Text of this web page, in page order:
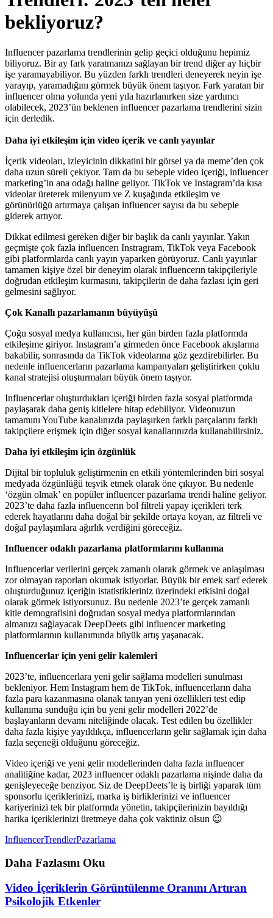
bekliyoruz?
Influencer pazarlama trendlerinin gelip geçici olduğunu hepimiz
biliyoruz. Bir ay fark yaratmanızı sağlayan bir trend diğer ay hiçbir
işe yaramayabiliyor. Bu yüzden farklı trendleri deneyerek neyin işe
yarayıp, yaramadığını görmek büyük önem taşıyor. Fark yaratan bir
influencer olma yolunda yeni yıla hazırlanırken size yardımcı
olabilecek, 2023’ün beklenen influencer pazarlama trendlerini sizin
için derledik.
Daha iyi etkileşim için video içerik ve canlı yayınlar
İçerik videoları, izleyicinin dikkatini bir görsel ya da meme’den çok
daha uzun süreli çekiyor. Tam da bu sebeple video içeriği, influencer
marketing’in ana odağı haline geliyor. TikTok ve Instagram’da kısa
videolar üreterek milenyum ve Z kuşağında etkileşim ve
görünürlüğü artırmaya çalışan influencer sayısı da bu sebeple
giderek artıyor.
Dikkat edilmesi gereken diğer bir başlık da canlı yayınlar. Yakın
geçmişte çok fazla influencerı Instragram, TikTok veya Facebook
gibi platformlarda canlı yayın yaparken görüyoruz. Canlı yayınlar
tamamen kişiye özel bir deneyim olarak influencerın takipçileriyle
doğrudan etkileşim kurmasını, takipçilerin de daha fazlası için geri
gelmesini sağlıyor.
Çok Kanallı pazarlamanın büyüyüşü
Çoğu sosyal medya kullanıcısı, her gün birden fazla platformda
etkileşime giriyor. Instagram’a girmeden önce Facebook akışlarına
bakabilir, sonrasında da TikTok videolarına göz gezdirebilirler. Bu
nedenle influencerların pazarlama kampanyaları geliştirirken çoklu
kanal stratejisi oluşturmaları büyük önem taşıyor.
Influencerlar oluşturdukları içeriği birden fazla sosyal platformda
paylaşarak daha geniş kitlelere hitap edebiliyor. Videonuzun
tamamını YouTube kanalınızda paylaşırken farklı parçalarını farklı
takipçilere erişmek için diğer sosyal kanallarınızda kullanabilirsiniz.
Daha iyi etkileşim için özgünlük
Dijital bir topluluk geliştirmenin en etkili yöntemlerinden biri sosyal
medyada özgünlüğü teşvik etmek olarak öne çıkıyor. Bu nedenle
‘özgün olmak’ en popüler influencer pazarlama trendi haline geliyor.
2023’te daha fazla influencerın bol filtreli yapay içerikleri terk
ederek hayatlarını daha doğal bir şekilde ortaya koyan, az filtreli ve
doğal paylaşımlara ağırlık verdiğini göreceğiz.
Influencer odaklı pazarlama platformlarını kullanma
Influencerlar verilerini gerçek zamanlı olarak görmek ve anlaşılması
zor olmayan raporları okumak istiyorlar. Büyük bir emek sarf ederek
oluşturduğunuz içeriğin istatistikleriniz üzerindeki etkisini doğal
olarak görmek istiyorsunuz. Bu nedenle 2023’te gerçek zamanlı
kitle demografisini doğrudan sosyal medya platformlarından
almanızı sağlayacak DeepDeets gibi influencer marketing
platformlarının kullanımında büyük artış yaşanacak.
Influencerlar için yeni gelir kalemleri
2023’te, influencerlara yeni gelir sağlama modelleri sunulması
bekleniyor. Hem Instagram hem de TikTok, influencerların daha
fazla para kazanmasına olanak tanıyan yeni özellikleri test edip
kullanıma sunduğu için bu yeni gelir modelleri 2022’de
başlayanların devamı niteliğinde olacak. Test edilen bu özellikler
daha fazla kişiye yayıldıkça, influencerların gelir sağlamak için daha
fazla seçeneği olduğunu göreceğiz.
Video içeriği ve yeni gelir modellerinden daha fazla influencer
analitiğine kadar, 2023 influencer odaklı pazarlama nişinde daha da
genişleyeceğe benziyor. Siz de DeepDeets’le iş birliği yaparak tüm
sponsorlu içeriklerinizi, marka iş birliklerinizi ve influencer
kariyerinizi tek bir platformda yönetin, takipçilerinizin bayıldığı
harika içeriklerinizi üretmeye daha çok vaktiniz olsun 😉
InfluencerTrendlerPazarlama
Daha Fazlasını Oku
Video İçeriklerin Görüntülenme Oranını Artıran
Psikolojik Etkenler